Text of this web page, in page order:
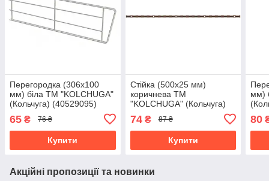
Перегородка (306х100
мм) біла ТМ "KOLCHUGA"
(Кольчуга) (40529095)
65 ₴ 76 ₴
Купити
Стійка (500х25 мм)
коричнева ТМ
"KOLCHUGA" (Кольчуга)
74₴ 87 ₴
Купити
мм)
80
Акційні пропозиції та новинки